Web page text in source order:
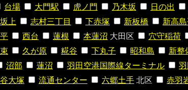
台場 大門駅 虎ノ門 乃木坂 日の出
上 志村三丁目 下赤塚 新板橋 新高
西台 蓮根 本蓮沼 大田区 穴守稲荷
久が原 糀谷 下丸子 昭和島 新整
沼部 蓮沼 羽田空港国際線ターミナル
大塚 流通センター 六郷土手 北区 赤羽